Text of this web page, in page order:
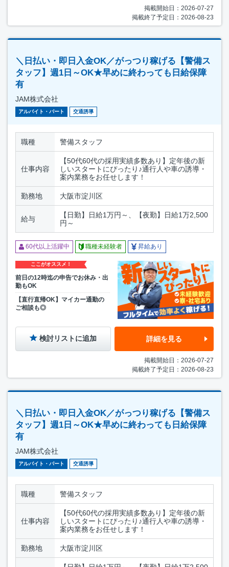
掲載開始日：2026-07-27
掲載終了予定日：2026-08-23
＼日払い・即日入金OK／がっつり稼げる【警備ス
タッフ】週1日～OK★早めに終わっても日給保障
有
JAM株式会社
アルバイト・パート 交通誘導
職種 警備スタッフ
仕事内容
【50代60代の採用実績多数あり】定年後の新
しいスタートにぴったり♪通行人や車の誘導・
案内業務をお任せします！
勤務地 大阪市淀川区
給与
【日勤】日給1万円～、【夜勤】日給1万2,500
円～
60代以上活躍中 職種未経験者 昇給あり
ここがオススメ！
前日の12時迄の申告でお休み・出
勤もOK
【直行直帰OK】マイカー通勤の
ご相談も◎
検討リストに追加 詳細を見る
掲載開始日：2026-07-27
掲載終了予定日：2026-08-23
＼日払い・即日入金OK／がっつり稼げる【警備ス
タッフ】週1日～OK★早めに終わっても日給保障
有
JAM株式会社
アルバイト・パート 交通誘導
職種 警備スタッフ
仕事内容
【50代60代の採用実績多数あり】定年後の新
しいスタートにぴったり♪通行人や車の誘導・
案内業務をお任せします！
勤務地 大阪市淀川区